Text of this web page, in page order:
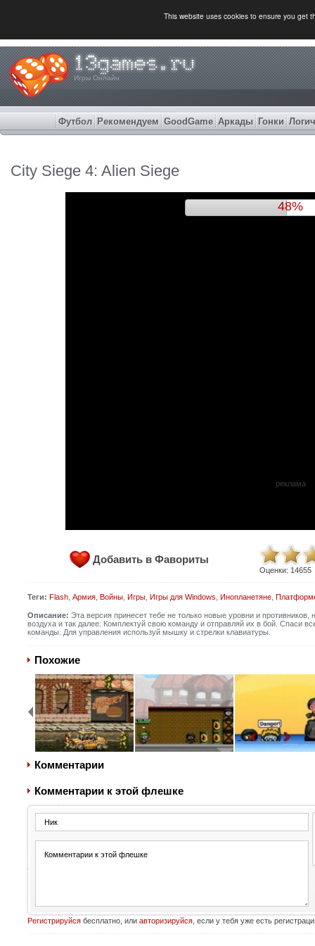
This website uses cookies to ensure you get
Игры Онлайн
Футбол Рекомендуем GoodGame Аркады Гонки
City Siege 4: Alien Siege
52%
реклама
Добавить в Фавориты
Оценки: 14655
Теги: Flash, Армия, Войны, Игры, Игры для Windows Инопланетяне,
Описание: Эта версия принесет тебе не только новые уровни и
воздуха и так далее. Комплектуй свою команду и отправляй их в бой. Спаси
команды. Для управления используй мышку и стрелки клавиатуры.
Похожие
Комментарии
Комментарии к этой флешке
Регистрируйсябесплатно, или авторизируйся, если у тебя уже есть